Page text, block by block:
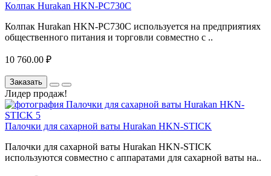
Колпак Hurakan HKN-PC730C
Колпак Hurakan HKN-PC730C используется на предприятиях
общественного питания и торговли совместно с ..
10 760.00 ₽
Заказать
Лидер продаж!
Палочки для сахарной ваты Hurakan HKN-STICK
Палочки для сахарной ваты Hurakan HKN-STICK
используются совместно с аппаратами для сахарной ваты на..